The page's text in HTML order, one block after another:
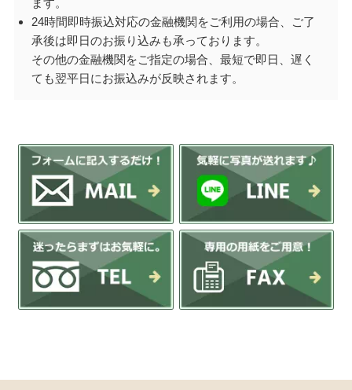
ます。
24時間即時振込対応の金融機関をご利用の場合、ご了
承後は即日のお振り込みも承っております。
その他の金融機関をご指定の場合、最短で即日、遅く
ても翌平日にお振込みが反映されます。